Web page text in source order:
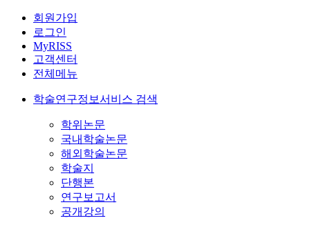
회원가입
로그인
MyRISS
고객센터
전체메뉴
학술연구정보서비스 검색
학위논문
국내학술논문
해외학술논문
학술지
단행본
연구보고서
공개강의